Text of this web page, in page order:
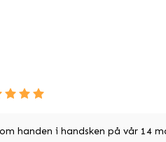
handen i handsken på vår 14